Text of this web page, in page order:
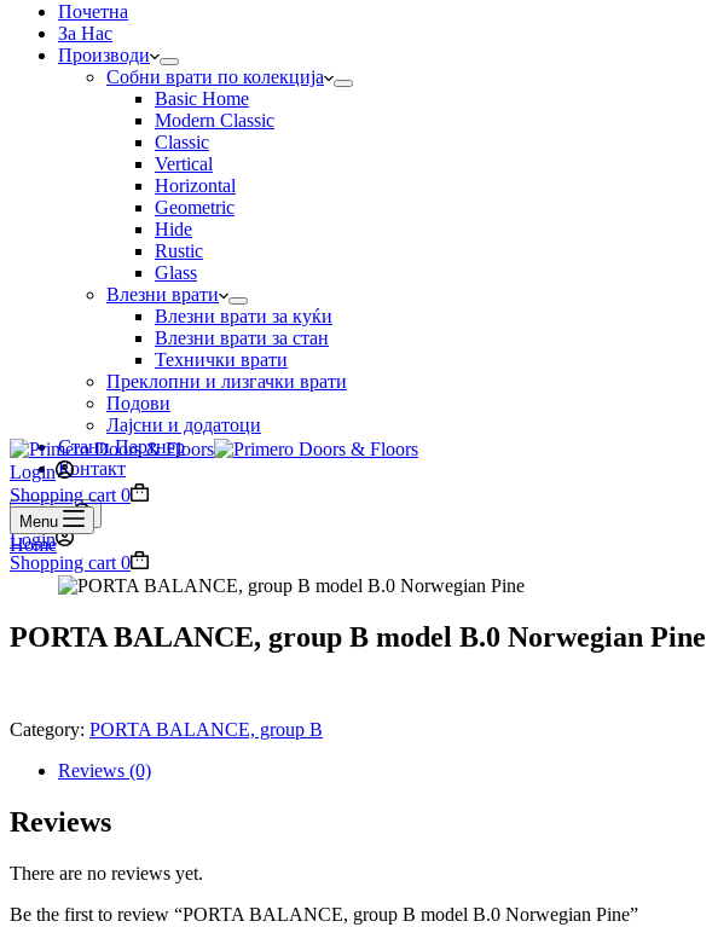
Почетна
За Нас
Производи
Собни врати по колекција
Basic Home
Modern Classic
Classic
Vertical
Horizontal
Geometric
Hide
Rustic
Glass
Влезни врати
Влезни врати за куќи
Влезни врати за стан
Технички врати
Преклопни и лизгачки врати
Подови
Лајсни и додатоци
Стани Партнер
Контакт
Search
Login
Shopping cart 0
Login
Shopping cart 0
Menu
Home
PORTA BALANCE, group B model B.0 Norwegian Pine
Category: PORTA BALANCE, group B
Reviews (0)
Reviews
There are no reviews yet.
Be the first to review “PORTA BALANCE, group B model B.0 Norwegian Pine”